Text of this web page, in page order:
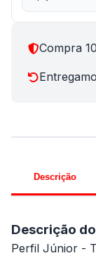
Compra
Descrição
Descrição
Perfil Júnior -